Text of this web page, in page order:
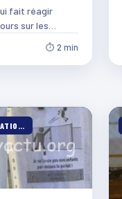
fait réagir
sur les
qui a de quoi…
⏱ 2 min
FRANCE & INTERNATIONALE